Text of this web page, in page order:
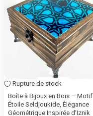
Rupture de stock
Boîte à Bijoux en Bois – Motif
Étoile Seldjoukide, Élégance
Géométrique Inspirée d’Iznik